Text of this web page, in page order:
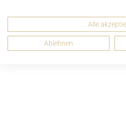
Burberry Small Bucket
ab 250,00
Alle
Ablehnen